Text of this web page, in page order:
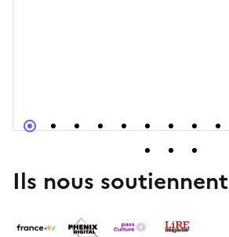
Ils nous soutiennent